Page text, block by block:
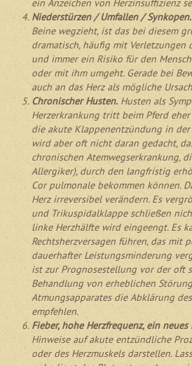
ein Anzeichen von Herzinsuffizienz
Niederstürzen / Umfallen / Synkopen.
Beine wegzieht, ist das bei diesem
dramatisch, häufig mit Verletzungen
und immer ein Risiko für den
oder mit ihm umgeht. Gerade bei
auch an das Herz als mögliche
Chronischer Husten. Husten als
Herzerkrankung tritt beim Pferd
die akute Klappenentzündung in der
wird aber oft nicht daran gedacht,
chronischen Atemwegserkrankung,
Allergiker), durch den langfristig
Cor pulmonale bekommen können.
Herz irreversibel verändern. Es
und Trikuspidalklappe schließen
linke Herzhälfte wird eingeengt. Es
Rechtsherzversagen führen, das mit
dauerhafter Leistungsminderung
ist zur Prognosestellung vor der oft
Behandlung von erheblichen
Atmungsapparates die Abklärung
empfehlen.
Fieber, hohe Herzfrequenz, ein neues
Hinweise auf akute entzündliche
oder des Herzmuskels darstellen.